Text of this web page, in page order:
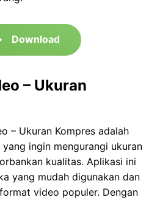
Download
– Ukuran
– Ukuran Kompres adalah
ingin mengurangi ukuran
kualitas. Aplikasi ini
yang mudah digunakan dan
video populer. Dengan